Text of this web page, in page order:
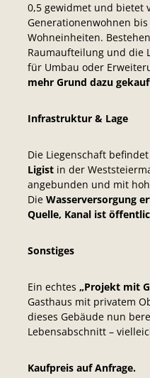
0,5 gewidmet und bietet
Generationenwohnen
Wohneinheiten.
Raumaufteilung und die
für Umbau oder
mehr Grund dazu
Infrastruktur & Lage
Die Liegenschaft
Ligistin der
angebunden und mit
Die Wasserversorgung
Quelle, Kanal ist
Sonstiges
Ein echtes „Projekt mit
Gasthaus mit privatem
dieses Gebäude nun
Lebensabschnitt –
Kaufpreis auf Anfrage.